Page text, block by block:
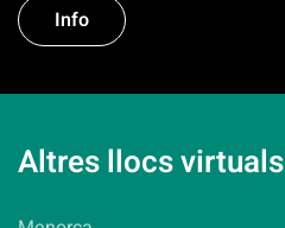
Info
Altres llocs virtuals